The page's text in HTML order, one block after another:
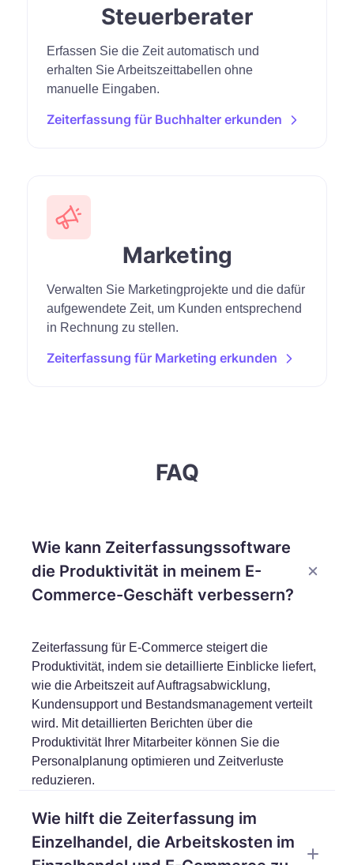
Steuerberater
Erfassen Sie die Zeit automatisch und
erhalten Sie Arbeitszeittabellen ohne
manuelle Eingaben.
Zeiterfassung für Buchhalter erkunden
Marketing
Verwalten Sie Marketingprojekte und die dafür
aufgewendete Zeit, um Kunden entsprechend
in Rechnung zu stellen.
Zeiterfassung für Marketing erkunden
FAQ
Wie kann Zeiterfassungssoftware
die Produktivität in meinem E-
Commerce-Geschäft verbessern?
Zeiterfassung für E-Commerce steigert die
Produktivität, indem sie detaillierte Einblicke liefert,
wie die Arbeitszeit auf Auftragsabwicklung,
Kundensupport und Bestandsmanagement verteilt
wird. Mit detaillierten Berichten über die
Produktivität Ihrer Mitarbeiter können Sie die
Personalplanung optimieren und Zeitverluste
reduzieren.
Wie hilft die Zeiterfassung im
Einzelhandel, die Arbeitskosten im